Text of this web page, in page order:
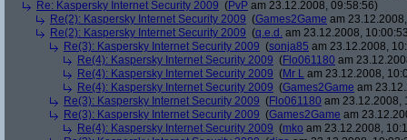
Re: Kaspersky Internet Security 2009 (PvP am 23.12.2008, 09:58:56)
Re(2): Kaspersky Internet Security 2009 (Games2Game am
Re(2): Kaspersky Internet Security 2009 (q.e.d. am 23.12.2008,
Re(3): Kaspersky Internet Security 2009 (sonja85 am 23.12.2008,
Re(4): Kaspersky Internet Security 2009 (Flo061180 am
Re(4): Kaspersky Internet Security 2009 (Mr L am 23.12.2008,
Re(4): Kaspersky Internet Security 2009 (Games2Game am
Re(3): Kaspersky Internet Security 2009 (Flo061180 am 23.12.2008,
Re(3): Kaspersky Internet Security 2009 (Games2Game am
Re(4): Kaspersky Internet Security 2009 (mko am 23.12.2008,